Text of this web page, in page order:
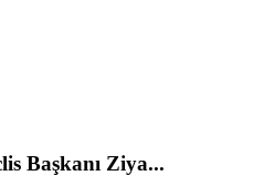
Başkanı Ziya...